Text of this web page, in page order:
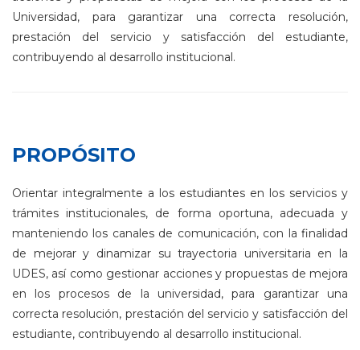
Universidad, para garantizar una correcta resolución,
prestación del servicio y satisfacción del estudiante,
contribuyendo al desarrollo institucional.
PROPÓSITO
Orientar integralmente a los estudiantes en los servicios y
trámites institucionales, de forma oportuna, adecuada y
manteniendo los canales de comunicación, con la finalidad
de mejorar y dinamizar su trayectoria universitaria en la
UDES, así como gestionar acciones y propuestas de mejora
en los procesos de la universidad, para garantizar una
correcta resolución, prestación del servicio y satisfacción del
estudiante, contribuyendo al desarrollo institucional.